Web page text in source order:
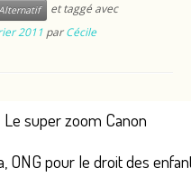
et taggé avec
2011 parCécile
Le super zoom Canon
ONG pour le droit des